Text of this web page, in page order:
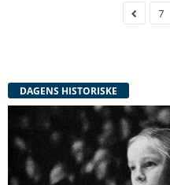
7
DAGENS HISTORISKE